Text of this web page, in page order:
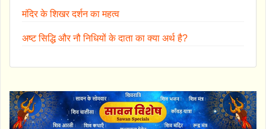
मंदिर के शिखर दर्शन का महत्व
अष्ट सिद्धि और नौ निधियों के दाता का क्या अर्थ है?